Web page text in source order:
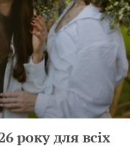
року для всіх